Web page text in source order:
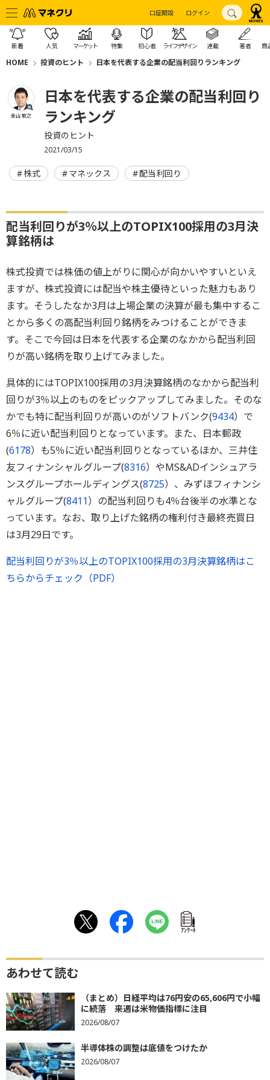
口座開設 ログイン
新着 人気 マーケット 特集 初心者 ライフデザイン 連載 著者 商
HOME 投資のヒント 日本を代表する企業の配当利回りランキング
金山 敏之
日本を代表する企業の配当利回り
ランキング
投資のヒント
2021/03/15
株式 マネックス 配当利回り
配当利回りが3％以上のTOPIX100採用の3月決
算銘柄は
株式投資では株価の値上がりに関心が向かいやすいといえ
ますが、株式投資には配当や株主優待といった魅力もあり
ます。そうしたなか3月は上場企業の決算が最も集中するこ
とから多くの高配当利回り銘柄をみつけることができま
す。そこで今回は日本を代表する企業のなかから配当利回
りが高い銘柄を取り上げてみました。
具体的にはTOPIX100採用の3月決算銘柄のなかから配当利
回りが3％以上のものをピックアップしてみました。そのな
かでも特に配当利回りが高いのがソフトバンク(9434）で
6％に近い配当利回りとなっています。また、日本郵政
(6178）も5％に近い配当利回りとなっているほか、三井住
友フィナンシャルグループ(8316）やMS&ADインシュアラ
ンスグループホールディングス(8725）、みずほフィナンシ
ャルグループ(8411）の配当利回りも4％台後半の水準とな
っています。なお、取り上げた銘柄の権利付き最終売買日
は3月29日です。
配当利回りが3％以上のTOPIX100採用の3月決算銘柄はこ
ちらからチェック（PDF）
ｱﾝｹｰﾄ
あわせて読む
（まとめ）日経平均は76円安の65,606円で小幅
に続落 来週は米物価指標に注目
2026/08/07
半導体株の調整は底値をつけたか
2026/08/07